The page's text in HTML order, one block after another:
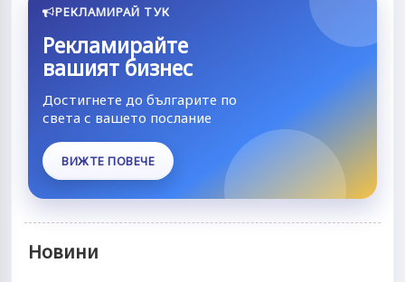
РЕКЛАМИРАЙ ТУК
Рекламирайте
вашият бизнес
Достигнете до българите по
света с вашето послание
ВИЖТЕ ПОВЕЧЕ
Новини